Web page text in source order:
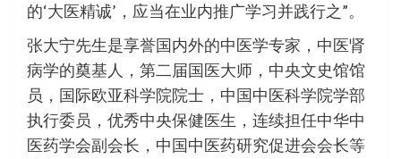
的‘大医精诚’，应当在业内推广学习并践行之”。
张大宁先生是享誉国内外的中医学专家，中医肾
病学的奠基人，第二届国医大师，中央文史馆馆
员，国际欧亚科学院院士，中国中医科学院学部
执行委员，优秀中央保健医生，连续担任中华中
医药学会副会长，中国中医药研究促进会会长等